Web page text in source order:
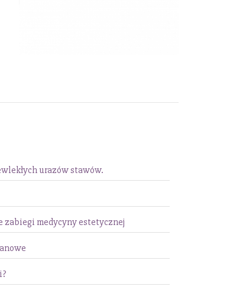
urazów stawów.
zabiegi medycyny estetycznej